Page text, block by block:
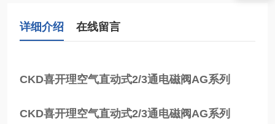
详细介绍 在线留言
CKD喜开理空气直动式2/3通电磁阀AG系列
CKD喜开理空气直动式2/3通电磁阀AG系列